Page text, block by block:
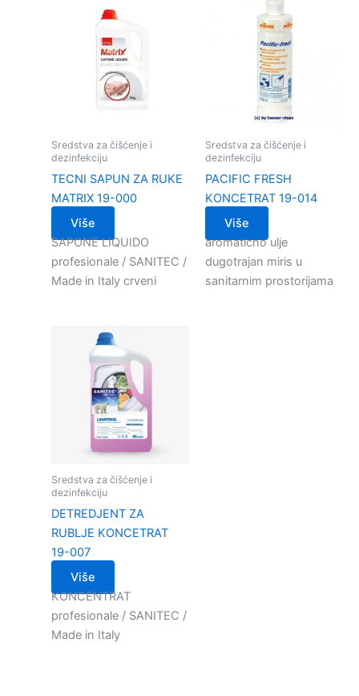
Sredstva za čišćenje i
dezinfekciju
TECNI SAPUN ZA RUKE
MATRIX 19-000
Više
SAPONE LIQUIDO
profesionale / SANITEC /
Made in Italy crveni
Sredstva za čišćenje i
dezinfekciju
PACIFIC FRESH
KONCETRAT 19-014
Više
aromaticno ulje
dugotrajan miris u
sanitarnim prostorijama
Sredstva za čišćenje i
dezinfekciju
DETREDJENT ZA
RUBLJE KONCETRAT
19-007
Više
KONCENTRAT
profesionale / SANITEC /
Made in Italy